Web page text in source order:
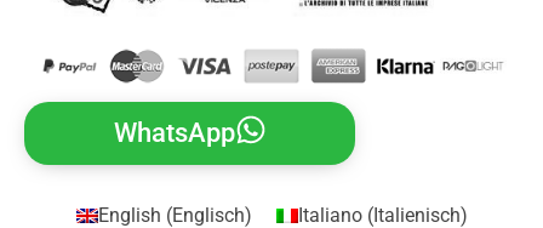
WhatsApp
English (Englisch) Italiano(Italienisch)